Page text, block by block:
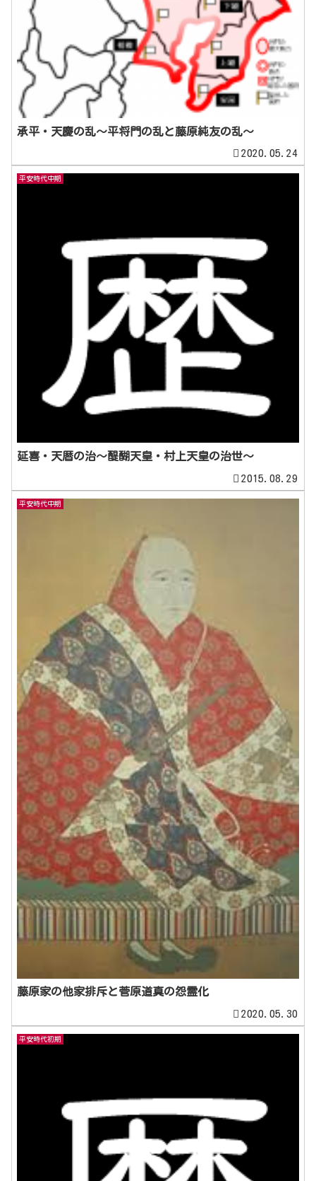
承平・天慶の乱〜平将門の乱と藤原純友の乱〜
2020.05.24
平安時代中期
延喜・天暦の治～醍醐天皇・村上天皇の治世～
2015.08.29
平安時代中期
藤原家の他家排斥と菅原道真の怨霊化
2020.05.30
平安時代初期